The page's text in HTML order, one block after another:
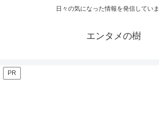
日々の気になった情報を発信していま
エンタメの樹
PR